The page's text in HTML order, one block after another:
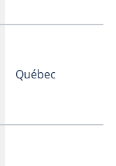
Québec